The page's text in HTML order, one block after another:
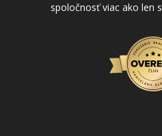
spoločnosť viac ako len